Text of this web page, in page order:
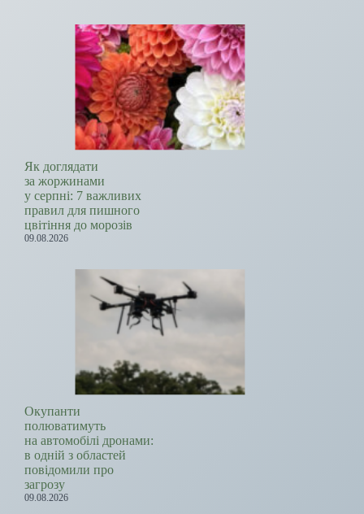
Як доглядати
за жоржинами
у серпні: 7 важливих
правил для пишного
цвітіння до морозів
09.08.2026
Окупанти
полюватимуть
на автомобілі дронами:
в одній з областей
повідомили про
загрозу
09.08.2026